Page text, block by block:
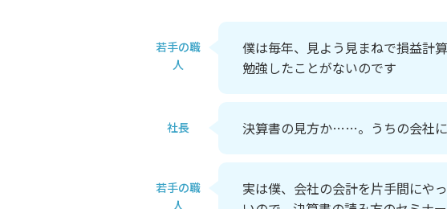
若手の職
人
僕は毎年、見よう見まねで損益計
勉強したことがないのです
社長 決算書の見方か……。うちの会社
若手の職
人
実は僕、会社の会計を片手間にや